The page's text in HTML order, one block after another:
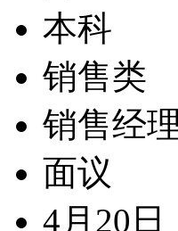
本科
销售类
销售经
面议
4月20日